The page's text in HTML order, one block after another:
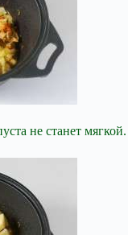
не станет мягкой.